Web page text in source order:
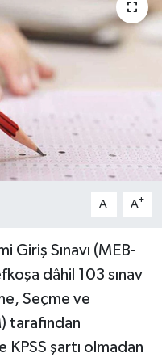
A- A+
Giriş Sınavı (MEB-
dâhil 103 sınav
Seçme ve
tarafından
KPSS şartı olmadan